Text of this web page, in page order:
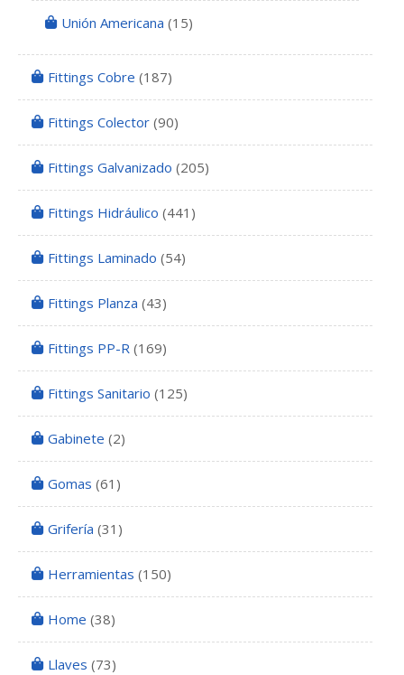
Unión Americana (15)
Fittings Cobre (187)
Fittings Colector (90)
Fittings Galvanizado (205)
Fittings Hidráulico (441)
Fittings Laminado (54)
Fittings Planza (43)
Fittings PP-R (169)
Fittings Sanitario (125)
Gabinete (2)
Gomas (61)
Grifería (31)
Herramientas (150)
Home (38)
Llaves (73)